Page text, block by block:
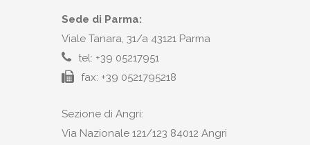
Sede di Parma:
Viale Tanara, 31/a 43121 Parma
tel: +39 05217951
fax: +39 0521795218
Sezione di Angri:
Via Nazionale 121/123 84012 Angri